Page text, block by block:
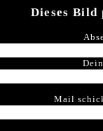
Dieses
Mail